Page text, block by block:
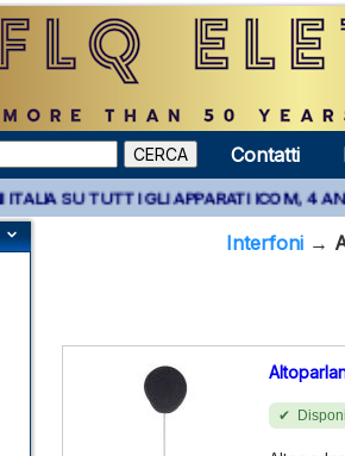
Contatti
GLI APPARATI ICOM, 4 ANNI
Interfoni →